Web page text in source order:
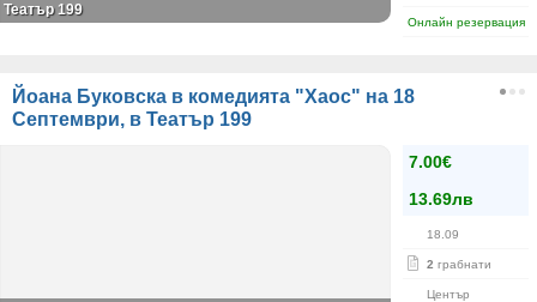
Онлайн резервация
Театър 199
Йоана Буковска в комедията "Хаос" на 18
Септември, в Театър 199
7.00€
13.69лв
18.09
2 грабнати
Център